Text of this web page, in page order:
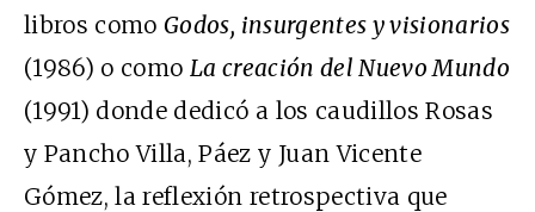
libros comoGodos, insurgentes y visionarios
(1986) o como La creación del Nuevo Mundo
(1991) donde dedicó a los caudillos Rosas
y Pancho Villa, Páez y Juan Vicente
Gómez, la reflexión retrospectiva que